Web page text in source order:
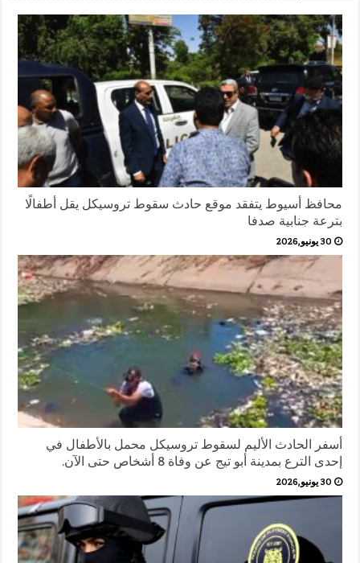
محافظ أسيوط يتفقد موقع حادث سقوط تروسيكل يقل أطفالًا
بترعة جنابية صدفا
30 يونيو,2026
أسفر الحادث الأليم لسقوط تروسيكل محمل بالأطفال في
إحدى الترع بمدينة أبو تيج عن وفاة 8 أشخاص حتى الآن.
30 يونيو,2026